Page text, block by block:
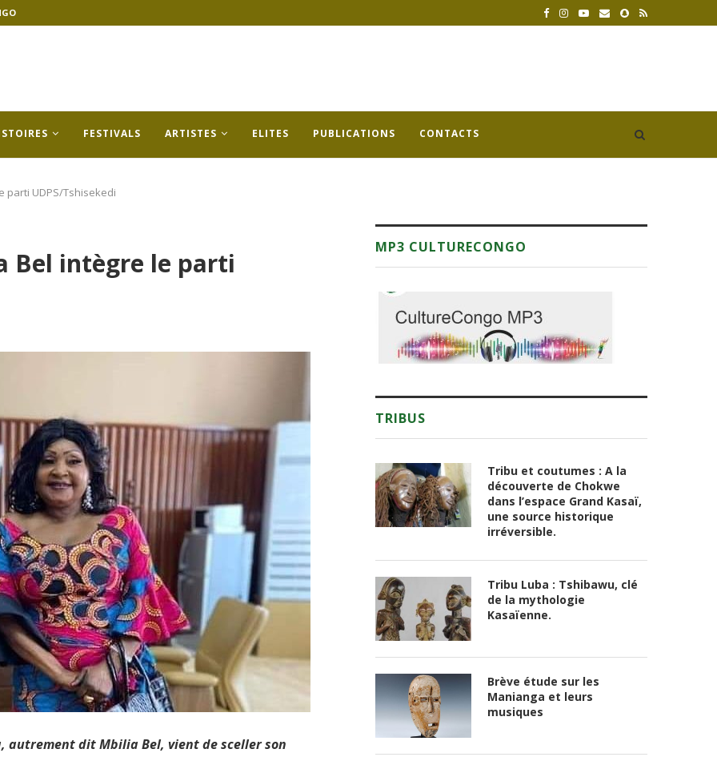
FESTIVALS ARTISTES ELITES PUBLICATIONS CONTACTS
parti UDPS/Tshisekedi
Bel intègre le parti
autrement dit Mbilia Bel, vient de sceller son
MP3 CULTURECONGO
TRIBUS
Tribu et coutumes : A la
découverte de Chokwe
dans l’espace Grand Kasaï,
une source historique
irréversible.
Tribu Luba : Tshibawu, clé
de la mythologie
Kasaïenne.
Brève étude sur les
Manianga et leurs
musiques